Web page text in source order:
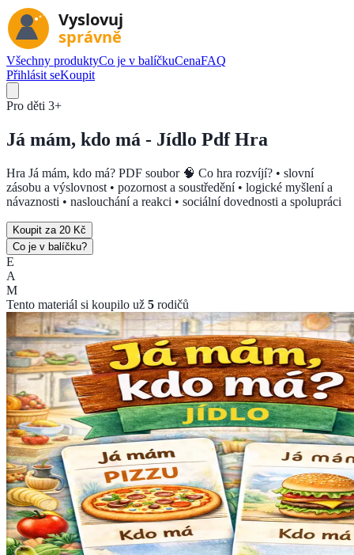
Všechny produktyCo je v balíčkuCenaFAQ
Přihlásit seKoupit
Pro děti 3+
Já mám, kdo má - Jídlo Pdf Hra
Hra Já mám, kdo má? PDF soubor 🧠 Co hra rozvíjí? • slovní
zásobu a výslovnost • pozornost a soustředění • logické myšlení a
návaznosti • naslouchání a reakci • sociální dovednosti a spolupráci
Koupit za 20 Kč
Co je v balíčku?
E
A
M
Tento materiál si koupilo už 5 rodičů